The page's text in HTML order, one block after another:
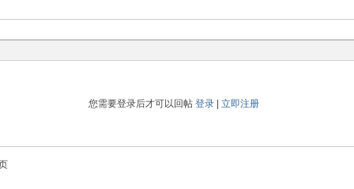
您需要登录后才可以回帖 登录| 立即注册